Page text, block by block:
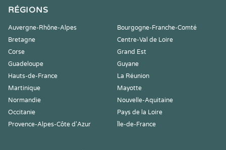
RÉGIONS
Auvergne-Rhône-Alpes
Bourgogne-Franche-Comté
Bretagne
Centre-Val de Loire
Corse
Grand Est
Guadeloupe
Guyane
Hauts-de-France
La Réunion
Martinique
Mayotte
Normandie
Nouvelle-Aquitaine
Occitanie
Pays de la Loire
Provence-Alpes-Côte d'Azur
Île-de-France